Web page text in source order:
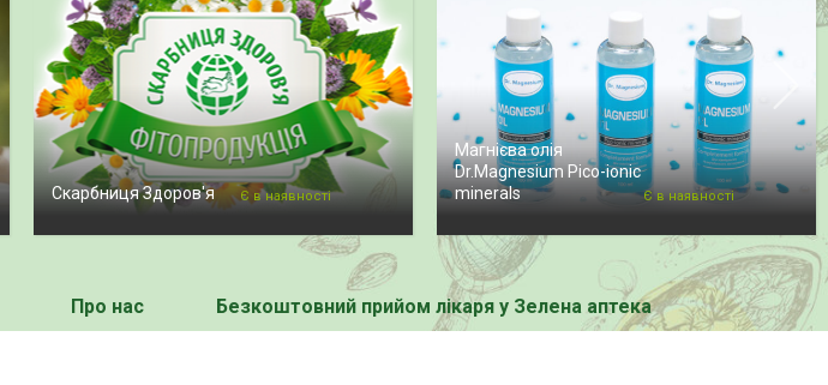
Скарбниця Здоров'я Є в наявності
Магнієва олія
Dr.Magnesium Pico-ionic
minerals
Є в наявності
Про нас Безкоштовний прийом лікаря у Зелена аптека